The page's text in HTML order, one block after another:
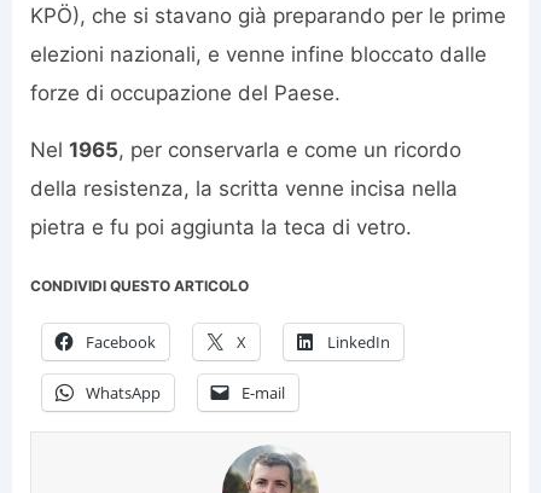
KPÖ), che si stavano già preparando per le prime
elezioni nazionali, e venne infine bloccato dalle
forze di occupazione del Paese.
Nel 1965, per conservarla e come un ricordo
della resistenza, la scritta venne incisa nella
pietra e fu poi aggiunta la teca di vetro.
CONDIVIDI QUESTO ARTICOLO
Facebook X LinkedIn
WhatsApp E-mail